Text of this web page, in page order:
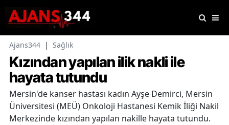
Ajans344 | Sağlık
Kızından yapılan ilik nakli ile
hayata tutundu
Mersin'de kanser hastası kadın Ayşe Demirci, Mersin
Üniversitesi (MEÜ) Onkoloji Hastanesi Kemik İliği Nakil
Merkezinde kızından yapılan nakille hayata tutundu.